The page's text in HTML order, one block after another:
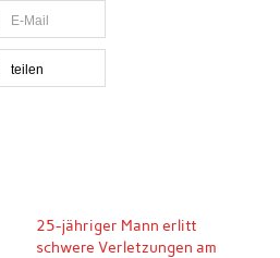
E-Mail
teilen
25-jähriger Mann erlitt
schwere Verletzungen am